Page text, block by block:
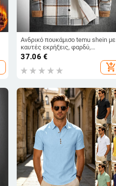
Ανδρικό πουκάμισο temu shein με
καυτές εκρήξεις, φαρδύ,
φοιτητικό, casual, ρετρό,
εξωτερικό μπουφάν με λείανση
37.06 €
add_shopping_cart